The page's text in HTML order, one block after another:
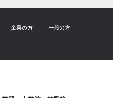
企業の方
一般の方